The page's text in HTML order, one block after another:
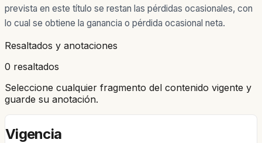
prevista en este título se restan las pérdidas ocasionales, con
lo cual se obtiene la ganancia o pérdida ocasional neta.
Resaltados y anotaciones
0 resaltados
Seleccione cualquier fragmento del contenido vigente y
guarde su anotación.
Vigencia